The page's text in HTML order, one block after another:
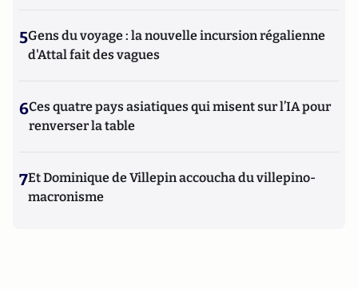
5Gens du voyage : la nouvelle incursion régalienne
d'Attal fait des vagues
6Ces quatre pays asiatiques qui misent sur l’IA pour
renverser la table
7Et Dominique de Villepin accoucha du villepino-
macronisme